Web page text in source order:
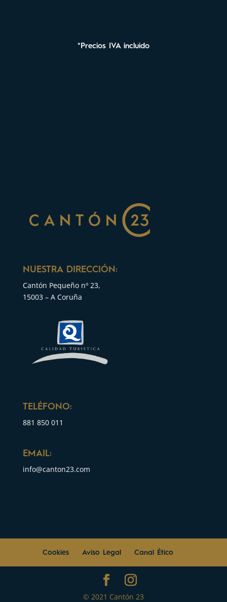
*Precios IVA incluido
NUESTRA DIRECCIÓN:
Cantón Pequeño nº 23,
15003 – A Coruña
TELÉFONO:
881 850 011
EMAIL:
info@canton23.com
Cookies Aviso Legal Canal Ético
© 2021 Cantón 23